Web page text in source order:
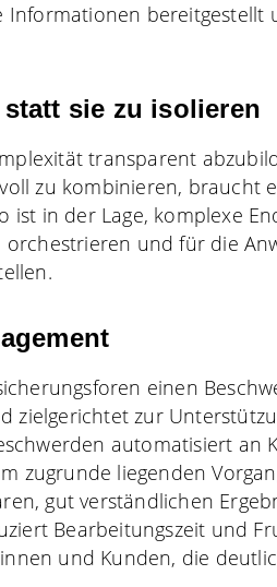
bereitgestellt
sie zu isolieren
transparent
zu kombinieren, braucht
ist in der Lage, komplexe
und für die
einen
zielgerichtet zur
automatisiert an
zugrunde liegenden
gut verständlichen
Bearbeitungszeit und
und Kunden, die